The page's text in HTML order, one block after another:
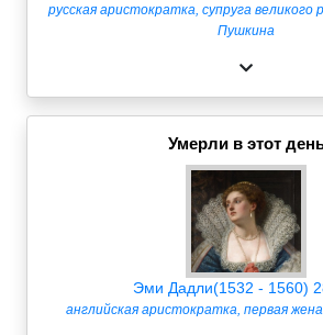
русская аристократка, супруга великого
Пушкина
Умерли в этот
Эми Дадли(1532 - 1560)
английская аристократка, первая